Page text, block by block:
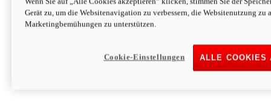
Gerät zu, um die Websitenavigation zu verbessern, die Websitenutzung zu
Marketingbemühungen zu unterstützen.
ALLE COOKIES
Cookie-Einstellungen